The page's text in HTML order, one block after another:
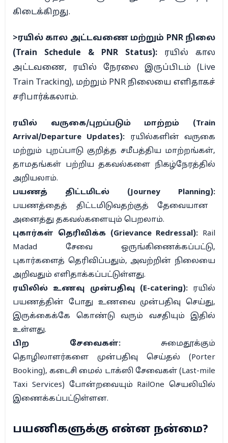
கிடைக்கிறது.
>ரயில் கால அட்டவணை மற்றும் PNR நிலை
(Train Schedule & PNR Status): ரயில் கால
அட்டவணை, ரயில் நேரலை இருப்பிடம் (Live
Train Tracking), மற்றும் PNR நிலையை எளிதாகச்
சரிபார்க்கலாம்.
ரயில் வருகை/புறப்படும் மாற்றம் (Train
Arrival/Departure Updates): ரயில்களின் வருகை
மற்றும் புறப்பாடு குறித்த சமீபத்திய மாற்றங்கள்,
தாமதங்கள் பற்றிய தகவல்களை நிகழ்நேரத்தில்
அறியலாம்.
பயணத் திட்டமிடல் (Journey Planning):
பயணத்தைத் திட்டமிடுவதற்குத் தேவையான
அனைத்து தகவல்களையும் பெறலாம்.
புகார்கள் தெரிவிக்க (Grievance Redressal): Rail
Madad சேவை ஒருங்கிணைக்கப்பட்டு,
புகார்களைத் தெரிவிப்பதும், அவற்றின் நிலையை
அறிவதும் எளிதாக்கப்பட்டுள்ளது.
ரயிலில் உணவு முன்பதிவு (E-catering):ரயில்
பயணத்தின் போது உணவை முன்பதிவு செய்து,
இருக்கைக்கே கொண்டு வரும் வசதியும் இதில்
உள்ளது.
பிற சேவைகள்:சுமைதூக்கும்
தொழிலாளர்களை முன்பதிவு செய்தல் (Porter
Booking), கடைசி மைல் டாக்ஸி சேவைகள் (Last-mile
Taxi Services) போன்றவையும் RailOne செயலியில்
இணைக்கப்பட்டுள்ளன.
பயணிகளுக்கு என்ன நன்மை?